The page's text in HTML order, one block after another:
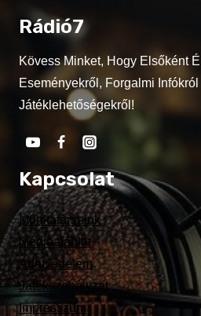
Rádió7
Kövess Minket, Hogy Elsőként
Eseményekről, Forgalmi
Játéklehetőségekről!
Kapcsolat
Munkatársaink
Médiaajánlat
Adatvédelem
Játékszabályzat
Impresszum